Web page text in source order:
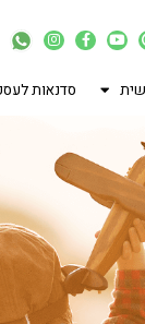
סדנאות